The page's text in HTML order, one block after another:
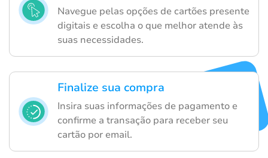
Navegue pelas opções de cartões presente
digitais e escolha o que melhor atende às
suas necessidades.
Finalize sua compra
Insira suas informações de pagamento e
confirme a transação para receber seu
cartão por email.